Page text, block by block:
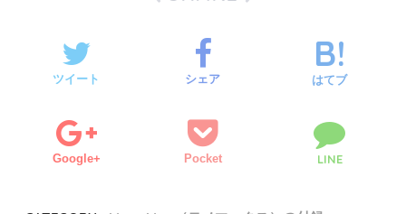
ツイート シェア はてブ
Google+ Pocket LINE